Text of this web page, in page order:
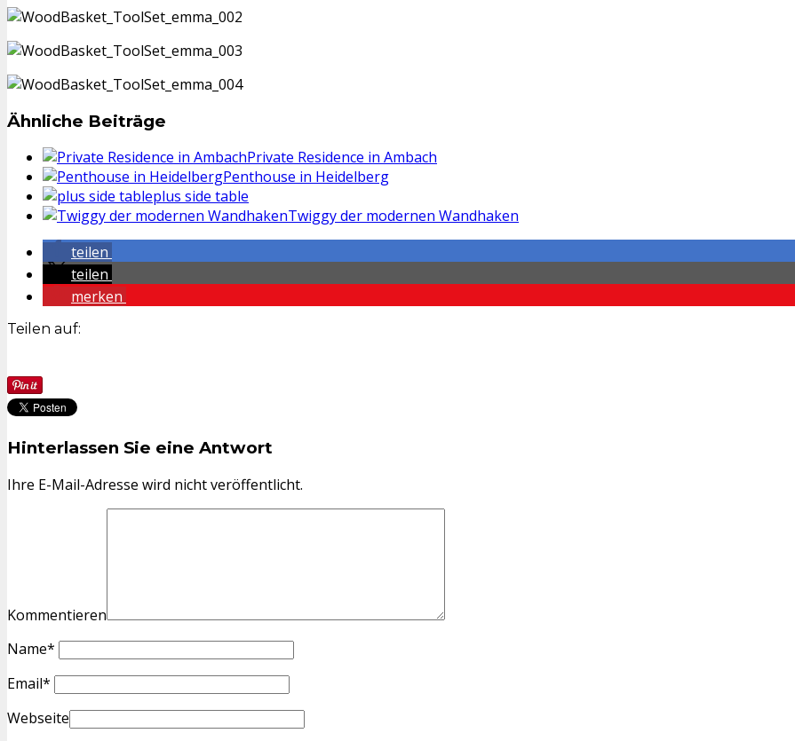
Ähnliche Beiträge
Private Residence in Ambach
Penthouse in Heidelberg
plus side table
Twiggy der modernen Wandhaken
teilen
teilen
merken
Teilen auf:
Hinterlassen Sie eine Antwort
Ihre E-Mail-Adresse wird nicht veröffentlicht.
Kommentieren
Name*
Email*
Webseite